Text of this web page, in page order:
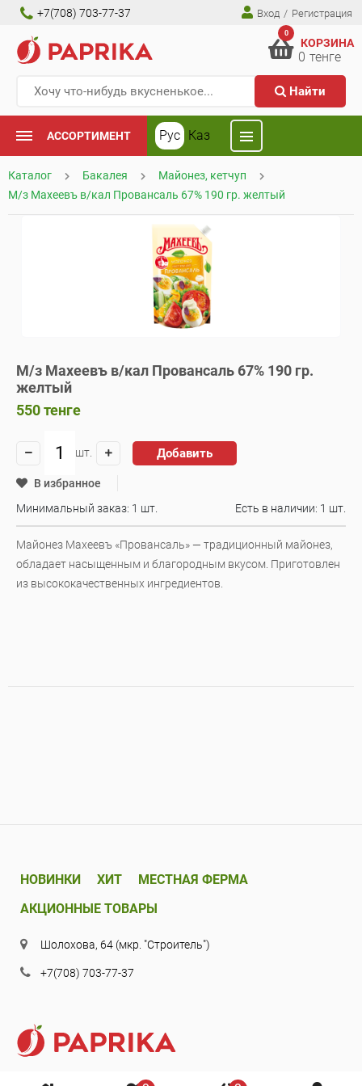
+7(708) 703-77-37 Вход / Регистрация
Найти
0
КОРЗИНА
0 тенге
АССОРТИМЕНТ Рус Каз
Каталог Бакалея
Майонез, кетчуп
М/з Махеевъ в/кал Провансаль 67% 190 гр. желтый
М/з Махеевъ в/кал Провансаль 67% 190 гр.
желтый
550тенге
шт. Добавить
В избранное
Минимальный заказ: 1 шт.
Есть в наличии: 1 шт.
Майонез Махеевъ «Провансаль» — традиционный майонез,
обладает насыщенным и благородным вкусом. Приготовлен
из высококачественных ингредиентов.
НОВИНКИ ХИТ
МЕСТНАЯ ФЕРМА
АКЦИОННЫЕ ТОВАРЫ
Шолохова, 64 (мкр. "Строитель")
+7(708) 703-77-37